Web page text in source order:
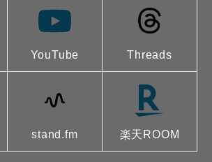
YouTube Threads
stand.fm 楽天ROOM